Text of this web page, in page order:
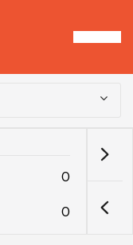
0
0